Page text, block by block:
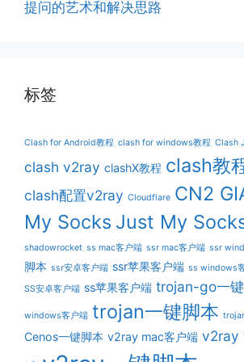
提问的艺术和解决思路
标签
Clash for Android教程 clash for windows教程 Clash
clash v2ray clashX教程 clash教
clash配置v2ray Cloudflare CN2
My Socks Just My
shadowrocket ss mac客户端 ssr mac客户端 ssr
脚本 ssr安卓客户端 ssr苹果客户端 ss windows
SS安卓客户端 ss苹果客户端 trojan-go一
windows客户端 trojan一键脚本
Cenos一键脚本 v2ray mac客户端 v2ray